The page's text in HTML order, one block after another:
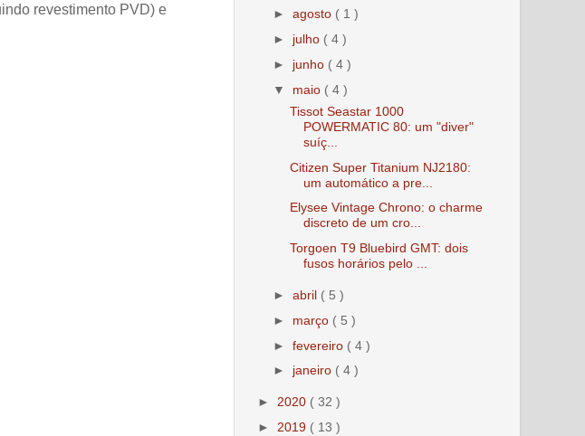
revestimento PVD) e
►agosto ( 1 )
► julho ( 4 )
► junho ( 4 )
▼ maio ( 4 )
Tissot Seastar 1000
POWERMATIC 80: um "diver"
suíç...
Citizen Super Titanium NJ2180:
um automático a pre...
Elysee Vintage Chrono: o charme
discreto de um cro...
Torgoen T9 Bluebird GMT: dois
fusos horários pelo ...
►abril ( 5 )
► março ( 5 )
►fevereiro ( 4 )
► janeiro ( 4 )
► 2020 ( 32 )
► 2019 ( 13 )